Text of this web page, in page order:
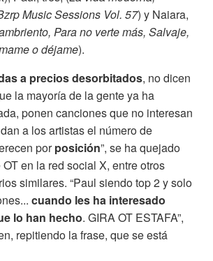
Music Sessions Vol. 57) y Naiara,
Para no verte más, Salvaje,
o déjame).
a precios desorbitados, no dicen
la mayoría de la gente ya ha
ponen canciones que no interesan
a los artistas el número de
porposición”, se ha quejado
en la red social X, entre otros
similares. “Paul siendo top 2 y solo
cuando les ha interesado
lo han hecho. GIRA OT ESTAFA”,
repitiendo la frase, que se está